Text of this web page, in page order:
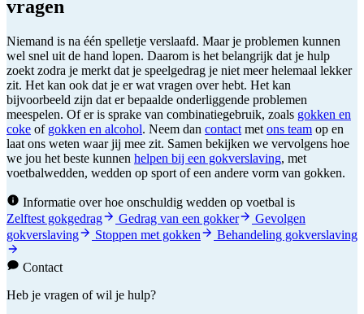
vragen
Niemand is na één spelletje verslaafd. Maar je problemen kunnen
wel snel uit de hand lopen. Daarom is het belangrijk dat je hulp
zoekt zodra je merkt dat je speelgedrag je niet meer helemaal lekker
zit. Het kan ook dat je er wat vragen over hebt. Het kan
bijvoorbeeld zijn dat er bepaalde onderliggende problemen
meespelen. Of er is sprake van combinatiegebruik, zoals gokken en
coke of gokken en alcohol. Neem dan contact met ons team op en
laat ons weten waar jij mee zit. Samen bekijken we vervolgens hoe
we jou het beste kunnen helpen bij een gokverslaving, met
voetbalwedden, wedden op sport of een andere vorm van gokken.
Informatie over hoe onschuldig wedden op voetbal is
Zelftest gokgedrag
Gedrag van een gokker
Gevolgen
gokverslaving
Stoppen met gokken Behandeling gokverslaving
Contact
Heb je vragen of wil je hulp?